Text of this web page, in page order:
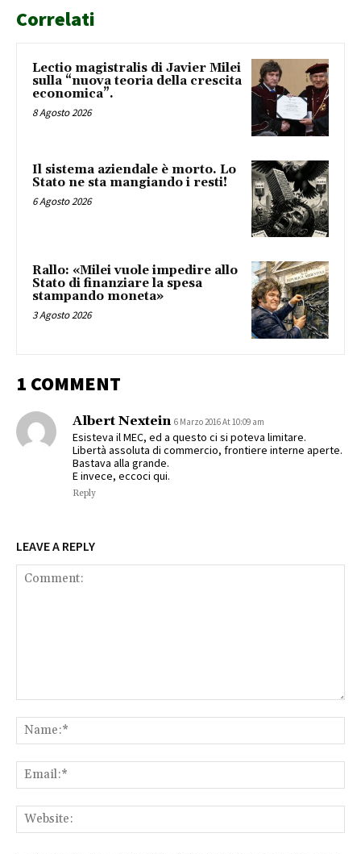
Correlati
Lectio magistralis di Javier Milei
sulla “nuova teoria della crescita
economica”.
8 Agosto 2026
Il sistema aziendale è morto. Lo
Stato ne sta mangiando i resti!
6 Agosto 2026
Rallo: «Milei vuole impedire allo
Stato di finanziare la spesa
stampando moneta»
3 Agosto 2026
1 COMMENT
Albert Nextein 6 Marzo 2016 At 10:09 am
Esisteva il MEC, ed a questo ci si poteva limitare.
Libertà assoluta di commercio, frontiere interne aperte.
Bastava alla grande.
E invece, eccoci qui.
Reply
LEAVE A REPLY